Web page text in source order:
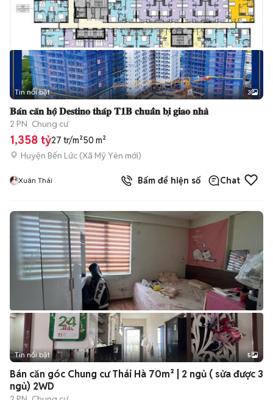
Tin nổi bật 3
𝐁𝐚́𝐧 𝐜𝐚̆𝐧 𝐡𝐨̣̂ 𝐃𝐞𝐬𝐭𝐢𝐧𝐨 𝐭𝐡𝐚́𝐩 𝐓𝟏𝐁 𝐜𝐡𝐮𝐚̂̉𝐧 𝐛𝐢̣ 𝐠𝐢𝐚𝐨 𝐧𝐡𝐚̀
2 PN Chung cư
1,358 tỷ27 tr/m²50 m²
Huyện Bến Lức (Xã Mỹ Yên mới)
Xuân Thái Bấm để hiện số Chat
Tin nổi bật 5
Bán căn góc Chung cư Thái Hà 70m² | 2 ngủ ( sửa được 3
ngủ) 2WD